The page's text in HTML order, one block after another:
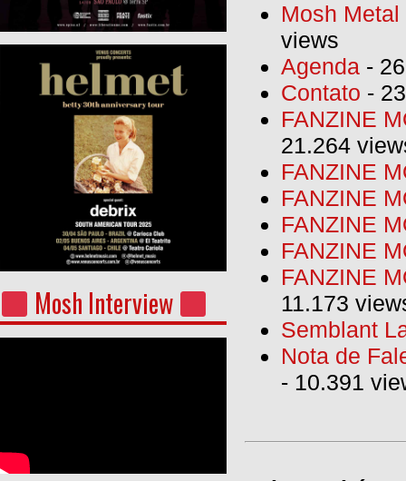
Mosh Interview
Mosh
views
Agenda -
Contato -
FANZINE
21.264
FANZINE
FANZINE
FANZINE
FANZINE
FANZINE
11.173
Semblant
Nota de
- 10.391